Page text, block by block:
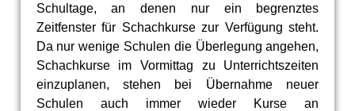
Schultage, an denen nur ein begrenztes
Zeitfenster für Schachkurse zur Verfügung steht.
Da nur wenige Schulen die Überlegung angehen,
Schachkurse im Vormittag zu Unterrichtszeiten
einzuplanen, stehen bei Übernahme neuer
Schulen auch immer wieder Kurse an